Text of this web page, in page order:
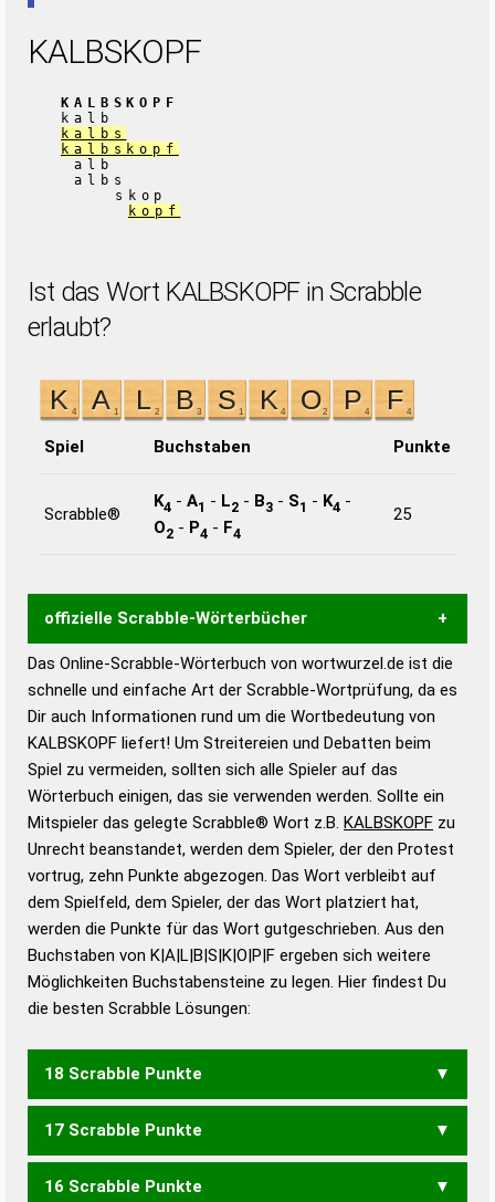
KALBSKOPF
KALBSKOPF
kalb
kalbs
kalbskopf
alb
albs
skop
kopf
Ist das Wort KALBSKOPF in Scrabble
erlaubt?
Spiel Buchstaben Punkte
Scrabble®
K4 - A1 - L2 - B3 - S1 - K4 -
O2 - P4 - F4
25
offizielle Scrabble-Wörterbücher
Wortwurzel liefert mit Hilfe eines semantischen
Wortanalyse-Algorithmus gute Anhaltspunkte zu
Wortbedeutung, Worttrennung und Wortform, um die
Gültigkeit eines Wortes für das Scrabble-Spiel zu
bestimmen! zugelassene Turnier Scrabble-
Wörterbücher sind:
Duden – Standardwerk in 12 Bänden
Duden – Richtiges und gutes
Deutsch
Duden – Die deutsche Grammatik
Duden – Deutsches
Universalwörterbuch
Das Online-Scrabble-Wörterbuch von wortwurzel.de ist die
schnelle und einfache Art der Scrabble-Wortprüfung, da es
Dir auch Informationen rund um die Wortbedeutung von
KALBSKOPF liefert! Um Streitereien und Debatten beim
Spiel zu vermeiden, sollten sich alle Spieler auf das
Wörterbuch einigen, das sie verwenden werden. Sollte ein
Mitspieler das gelegte Scrabble® Wort z.B. KALBSKOPF zu
Unrecht beanstandet, werden dem Spieler, der den Protest
vortrug, zehn Punkte abgezogen. Das Wort verbleibt auf
dem Spielfeld, dem Spieler, der das Wort platziert hat,
werden die Punkte für das Wort gutgeschrieben. Aus den
Buchstaben von K|A|L|B|S|K|O|P|F ergeben sich weitere
Möglichkeiten Buchstabensteine zu legen. Hier findest Du
die besten Scrabble Lösungen:
18 Scrabble Punkte
17 Scrabble Punkte
KOLPAK
16 Scrabble Punkte